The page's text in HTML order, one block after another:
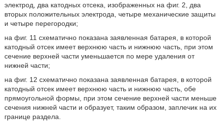
электрод, два катодных отсека, изображенных на фиг. 2, два
вторых положительных электрода, четыре механические защиты
и четыре перегородки;
на фиг. 11 схематично показана заявленная батарея, в которой
катодный отсек имеет верхнюю часть и нижнюю часть, при этом
сечение верхней части уменьшается по мере удаления от
нижней части;
на фиг. 12 схематично показана заявленная батарея, в которой
катодный отсек имеет верхнюю часть и нижнюю часть, обе
прямоугольной формы, при этом сечение верхней части меньше
сечения нижней части и образует, таким образом, заплечик на их
границе раздела.